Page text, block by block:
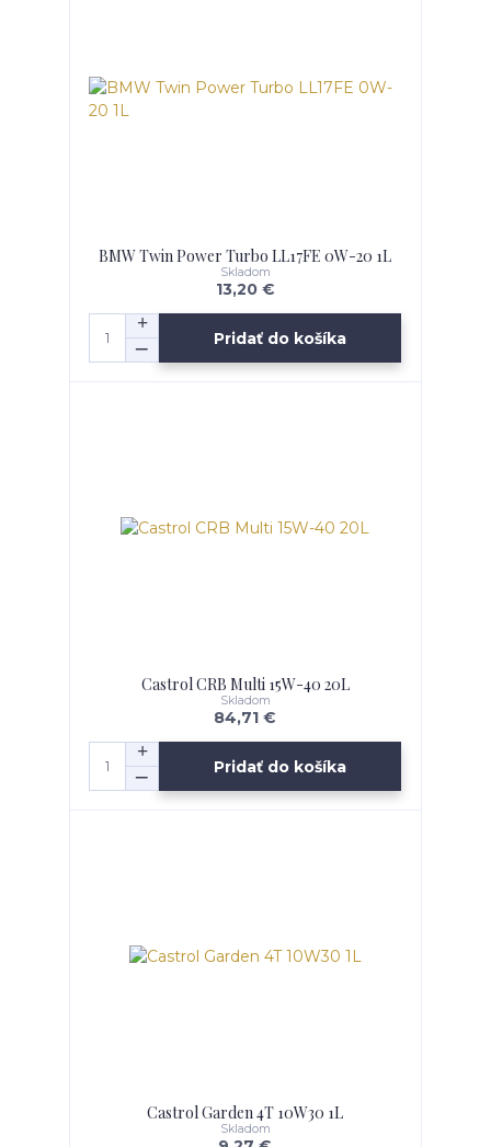
BMW Twin Power Turbo LL17FE 0W-20 1L
13,20 €
Skladom
Pridať do košíka
Castrol CRB Multi 15W-40 20L
84,71 €
Skladom
Pridať do košíka
Castrol Garden 4T 10W30 1L
Skladom